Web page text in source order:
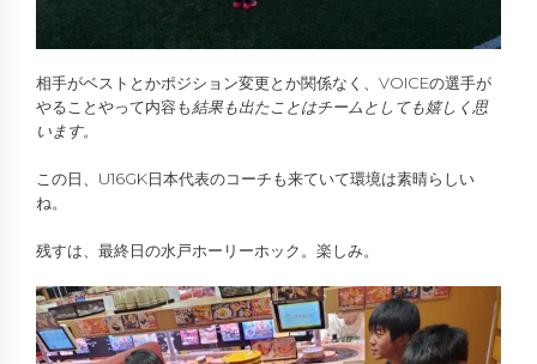
相手がベストとかポジション変更とか関係なく、VOICEの選手が
やることやって内容も結果も出たことはチームとしても嬉しく思
います。
この日、U16GK日本代表のコーチも来ていて環境は素晴らしい
ね。
残すは、最終日の水戸ホーリーホック。楽しみ。